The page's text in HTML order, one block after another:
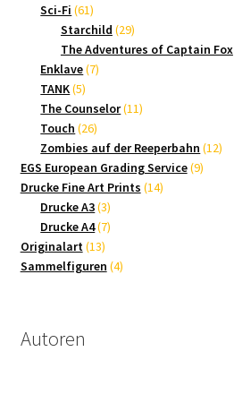
Sci-Fi 6161
Produkte
Starchild 2929
Produkte
The Adventures of Captain Fox
Enklave 77
TANK 55
Produkte
The Counselor 1111
Touch 2626
Produkte
Zombies auf der Reeperbahn 1212
EGS European Grading Service 99
Drucke Fine Art Prints 1414
Drucke A3 33
Produkte
Drucke A4 77
Originalart 1313
Produkte
Sammelfiguren 44
Autoren